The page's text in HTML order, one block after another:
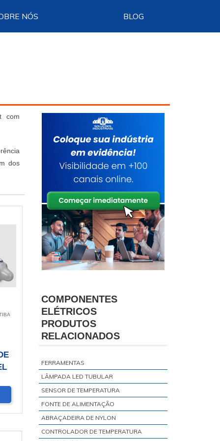
NÓS BLOG
com
dos
COMPONENTES
ELÉTRICOS
PRODUTOS
RELACIONADOS
FERRAMENTAS
LÂMPADA LED TUBULAR
SENSOR DE TEMPERATURA
FONTE DE ALIMENTAÇÃO
ABRAÇADEIRA DE NYLON
CONTROLADOR DE TEMPERATURA